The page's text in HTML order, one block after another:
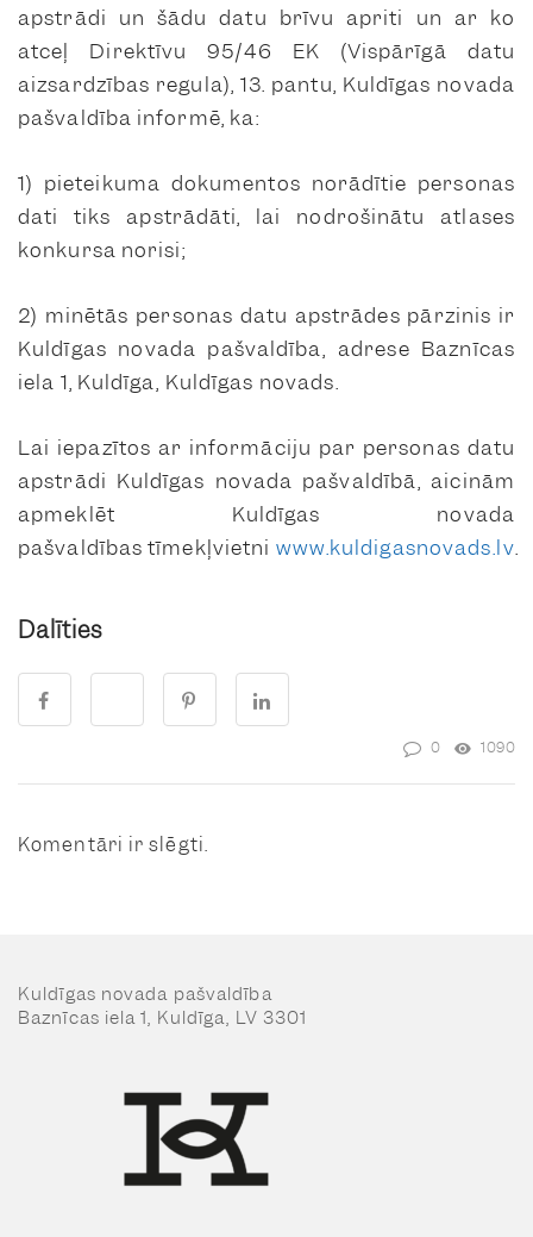
apstrādi un šādu datu brīvu apriti un ar ko
atceļ Direktīvu 95/46 EK (Vispārīgā datu
aizsardzības regula), 13. pantu, Kuldīgas novada
pašvaldība informē, ka:
1) pieteikuma dokumentos norādītie personas
dati tiks apstrādāti, lai nodrošinātu atlases
konkursa norisi;
2) minētās personas datu apstrādes pārzinis ir
Kuldīgas novada pašvaldība, adrese Baznīcas
iela 1, Kuldīga, Kuldīgas novads.
Lai iepazītos ar informāciju par personas datu
apstrādi Kuldīgas novada pašvaldībā, aicinām
apmeklēt Kuldīgas novada
pašvaldības tīmekļvietni www.kuldigasnovads.lv.
Dalīties
0 1090
Komentāri ir slēgti.
Kuldīgas novada pašvaldība
Baznīcas iela 1, Kuldīga, LV 3301